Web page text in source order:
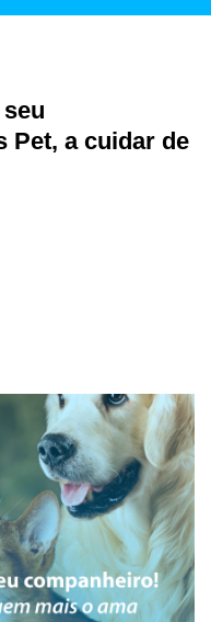
Pet, a cuidar de